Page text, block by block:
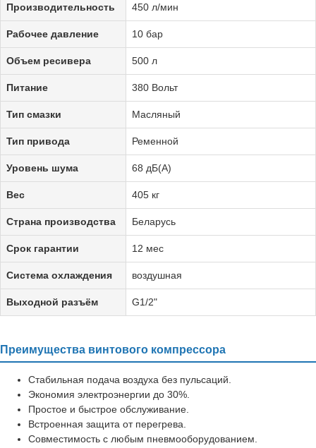
Производительность 450 л/мин
Рабочее давление 10 бар
Объем ресивера 500 л
Питание 380 Вольт
Тип смазки Масляный
Тип привода Ременной
Уровень шума 68 дБ(А)
Вес 405 кг
Страна производства Беларусь
Срок гарантии 12 мес
Система охлаждения воздушная
Выходной разъём G1/2"
Преимущества винтового компрессора
Стабильная подача воздуха без пульсаций.
Экономия электроэнергии до 30%.
Простое и быстрое обслуживание.
Встроенная защита от перегрева.
Совместимость с любым пневмооборудованием.